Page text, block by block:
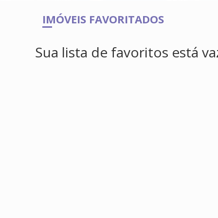
IMÓVEIS FAVORITADOS
Sua lista de favoritos está